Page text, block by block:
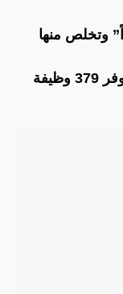
وتخلص منها
السعودية: أرامكو تعلن توفر 379 وظيفة